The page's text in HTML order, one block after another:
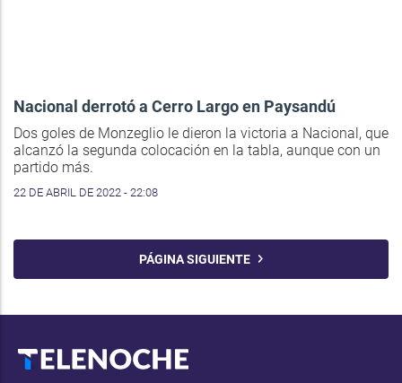
Nacional derrotó a Cerro Largo en Paysandú
Dos goles de Monzeglio le dieron la victoria a Nacional, que
alcanzó la segunda colocación en la tabla, aunque con un
partido más.
22 DE ABRIL DE 2022 - 22:08
PÁGINA SIGUIENTE